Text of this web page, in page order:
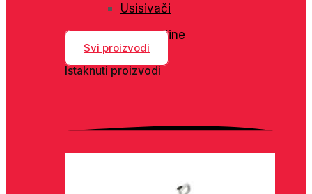
Usisivači
Veš mašine
Svi proizvodi
Istaknuti proizvodi